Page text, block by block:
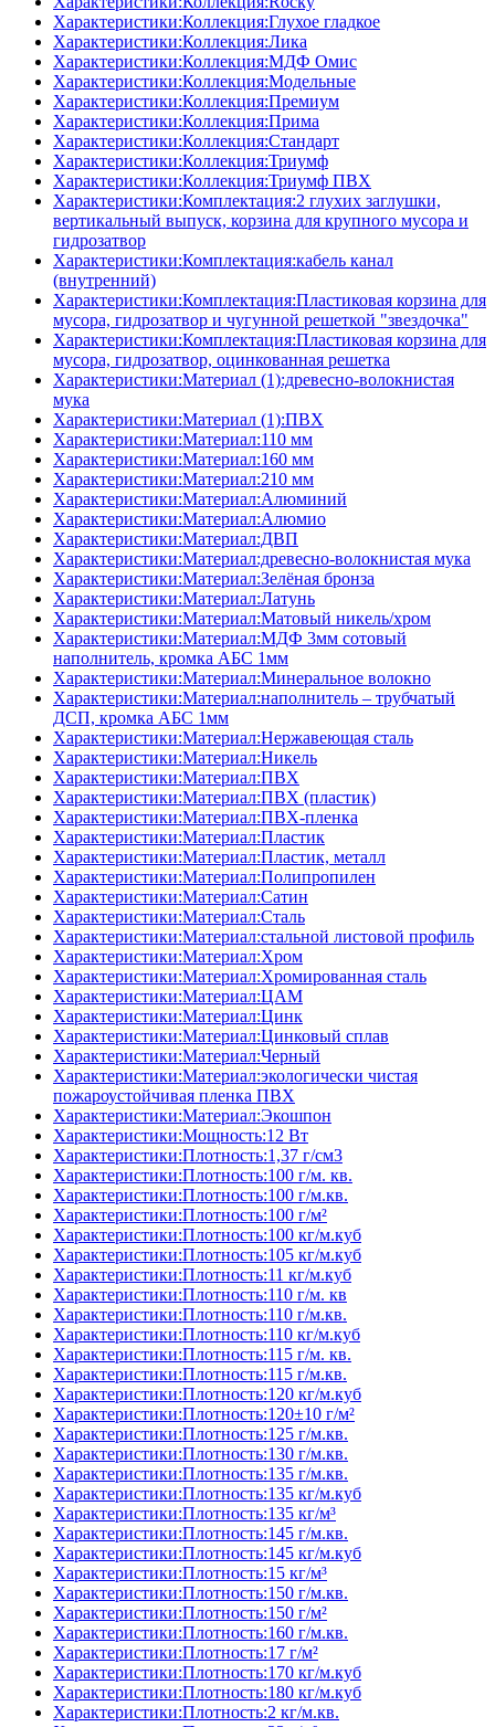
Характеристики:Коллекция:Глухое гладкое
Характеристики:Коллекция:Лика
Характеристики:Коллекция:МДФ Омис
Характеристики:Коллекция:Модельные
Характеристики:Коллекция:Премиум
Характеристики:Коллекция:Прима
Характеристики:Коллекция:Стандарт
Характеристики:Коллекция:Триумф
Характеристики:Коллекция:Триумф ПВХ
Характеристики:Комплектация:2 глухих заглушки,
вертикальный выпуск, корзина для крупного мусора и
гидрозатвор
Характеристики:Комплектация:кабель канал
(внутренний)
Характеристики:Комплектация:Пластиковая корзина для
мусора, гидрозатвор и чугунной решеткой "звездочка"
Характеристики:Комплектация:Пластиковая корзина для
мусора, гидрозатвор, оцинкованная решетка
Характеристики:Материал (1):древесно-волокнистая
мука
Характеристики:Материал (1):ПВХ
Характеристики:Материал:110 мм
Характеристики:Материал:160 мм
Характеристики:Материал:210 мм
Характеристики:Материал:Алюминий
Характеристики:Материал:Алюмио
Характеристики:Материал:ДВП
Характеристики:Материал:древесно-волокнистая мука
Характеристики:Материал:Зелёная бронза
Характеристики:Материал:Латунь
Характеристики:Материал:Матовый никель/хром
Характеристики:Материал:МДФ 3мм сотовый
наполнитель, кромка AБC 1мм
Характеристики:Материал:Минеральное волокно
Характеристики:Материал:наполнитель – трубчатый
ДСП, кромка AБC 1мм
Характеристики:Материал:Нержавеющая сталь
Характеристики:Материал:Никель
Характеристики:Материал:ПВХ
Характеристики:Материал:ПВХ (пластик)
Характеристики:Материал:ПВХ-пленка
Характеристики:Материал:Пластик
Характеристики:Материал:Пластик, металл
Характеристики:Материал:Полипропилен
Характеристики:Материал:Сатин
Характеристики:Материал:Сталь
Характеристики:Материал:стальной листовой профиль
Характеристики:Материал:Хром
Характеристики:Материал:Хромированная сталь
Характеристики:Материал:ЦАМ
Характеристики:Материал:Цинк
Характеристики:Материал:Цинковый сплав
Характеристики:Материал:Черный
Характеристики:Материал:экологически чистая
пожароустойчивая пленка ПВХ
Характеристики:Материал:Экошпон
Характеристики:Мощность:12 Вт
Характеристики:Плотность:1,37 г/см3
Характеристики:Плотность:100 г/м. кв.
Характеристики:Плотность:100 г/м.кв.
Характеристики:Плотность:100 г/м²
Характеристики:Плотность:100 кг/м.куб
Характеристики:Плотность:105 кг/м.куб
Характеристики:Плотность:11 кг/м.куб
Характеристики:Плотность:110 г/м. кв
Характеристики:Плотность:110 г/м.кв.
Характеристики:Плотность:110 кг/м.куб
Характеристики:Плотность:115 г/м. кв.
Характеристики:Плотность:115 г/м.кв.
Характеристики:Плотность:120 кг/м.куб
Характеристики:Плотность:120±10 г/м²
Характеристики:Плотность:125 г/м.кв.
Характеристики:Плотность:130 г/м.кв.
Характеристики:Плотность:135 г/м.кв.
Характеристики:Плотность:135 кг/м.куб
Характеристики:Плотность:135 кг/м³
Характеристики:Плотность:145 г/м.кв.
Характеристики:Плотность:145 кг/м.куб
Характеристики:Плотность:15 кг/м³
Характеристики:Плотность:150 г/м.кв.
Характеристики:Плотность:150 г/м²
Характеристики:Плотность:160 г/м.кв.
Характеристики:Плотность:17 г/м²
Характеристики:Плотность:170 кг/м.куб
Характеристики:Плотность:180 кг/м.куб
Характеристики:Плотность:2 кг/м.кв.